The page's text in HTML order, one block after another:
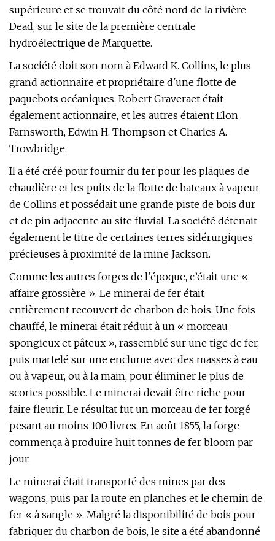
supérieure et se trouvait du côté nord de la rivière
Dead, sur le site de la première centrale
hydroélectrique de Marquette.
La société doit son nom à Edward K. Collins, le plus
grand actionnaire et propriétaire d'une flotte de
paquebots océaniques. Robert Graveraet était
également actionnaire, et les autres étaient Elon
Farnsworth, Edwin H. Thompson et Charles A.
Trowbridge.
Il a été créé pour fournir du fer pour les plaques de
chaudière et les puits de la flotte de bateaux à vapeur
de Collins et possédait une grande piste de bois dur
et de pin adjacente au site fluvial. La société détenait
également le titre de certaines terres sidérurgiques
précieuses à proximité de la mine Jackson.
Comme les autres forges de l’époque, c’était une «
affaire grossière ». Le minerai de fer était
entièrement recouvert de charbon de bois. Une fois
chauffé, le minerai était réduit à un « morceau
spongieux et pâteux », rassemblé sur une tige de fer,
puis martelé sur une enclume avec des masses à eau
ou à vapeur, ou à la main, pour éliminer le plus de
scories possible. Le minerai devait être riche pour
faire fleurir. Le résultat fut un morceau de fer forgé
pesant au moins 100 livres. En août 1855, la forge
commença à produire huit tonnes de fer bloom par
jour.
Le minerai était transporté des mines par des
wagons, puis par la route en planches et le chemin de
fer « à sangle ». Malgré la disponibilité de bois pour
fabriquer du charbon de bois, le site a été abandonné